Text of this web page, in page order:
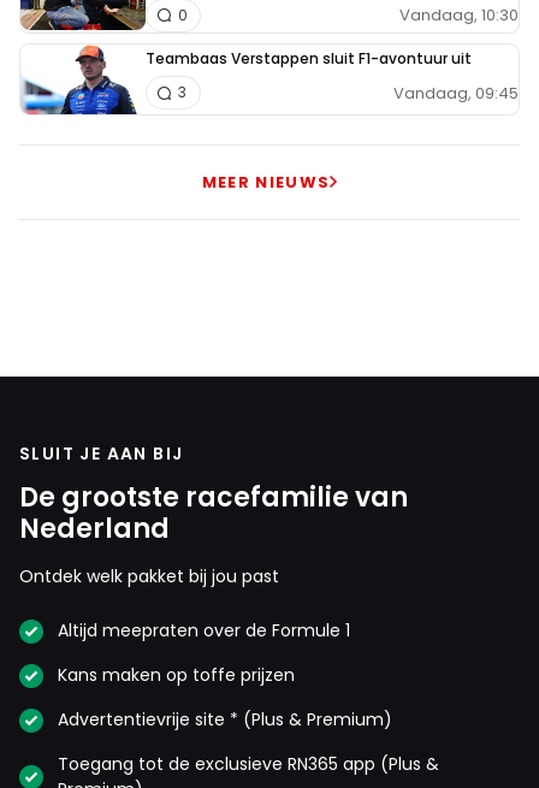
Vandaag, 10:30
0
Teambaas Verstappen sluit F1-avontuur uit
Vandaag, 09:45
3
MEER NIEUWS
SLUIT JE AAN BIJ
De grootste racefamilie van
Nederland
Ontdek welk pakket bij jou past
Altijd meepraten over de Formule 1
Kans maken op toffe prijzen
Advertentievrije site * (Plus & Premium)
Toegang tot de exclusieve RN365 app (Plus &